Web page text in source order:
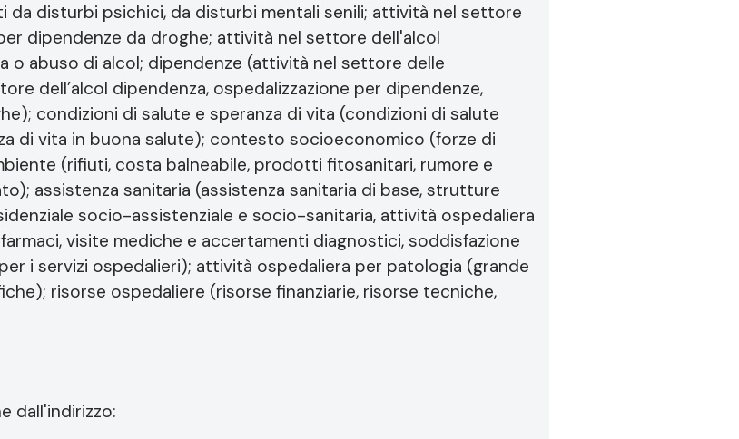
da disturbi psichici, da disturbi mentali senili; attività nel settore
dipendenze da droghe; attività nel settore dell'alcol
o abuso di alcol; dipendenze (attività nel settore delle
dell’alcol dipendenza, ospedalizzazione per dipendenze,
condizioni di salute e speranza di vita (condizioni di salute
di vita in buona salute); contesto socioeconomico (forze di
(rifiuti, costa balneabile, prodotti fitosanitari, rumore e
assistenza sanitaria (assistenza sanitaria di base, strutture
socio-assistenziale e socio-sanitaria, attività ospedaliera
visite mediche e accertamenti diagnostici, soddisfazione
i servizi ospedalieri); attività ospedaliera per patologia (grande
risorse ospedaliere (risorse finanziarie, risorse tecniche,
dall'indirizzo: